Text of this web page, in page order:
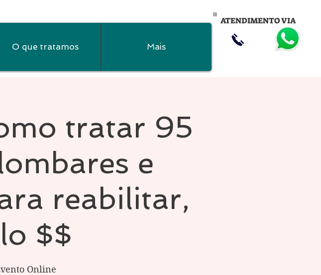
O que tratamos Mais
ATENDIMENTO VIA
tratar 95
e
reabilitar,
$$
Online